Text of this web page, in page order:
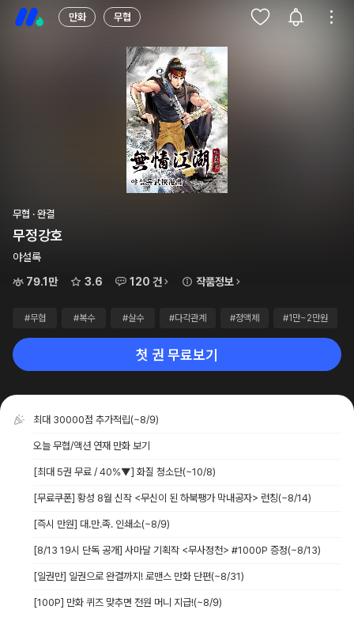
만화 무협
무협 · 완결
무정강호
야설록
79.1만
3.6 120 건 작품정보
#무협 #복수 #살수 #다각관계 #정액제 #1만~2만원
첫 권 무료보기
최대 30000점 추가적립(~8/9)
오늘 무협/액션 연재 만화 보기
[최대 5권 무료 / 40%▼] 화질 청소단(~10/8)
[무료쿠폰] 황성 8월 신작 <무신이 된 하북팽가 막내공자> 런칭(~8/14)
[즉시 만원] 대.만.족. 인쇄소(~8/9)
[8/13 19시 단독 공개] 사마달 기획작 <무사정천> #1000P 증정(~8/13)
[일권만] 일권으로 완결까지! 로맨스 만화 단편(~8/31)
[100P] 만화 퀴즈 맞추면 전원 머니 지급!(~8/9)